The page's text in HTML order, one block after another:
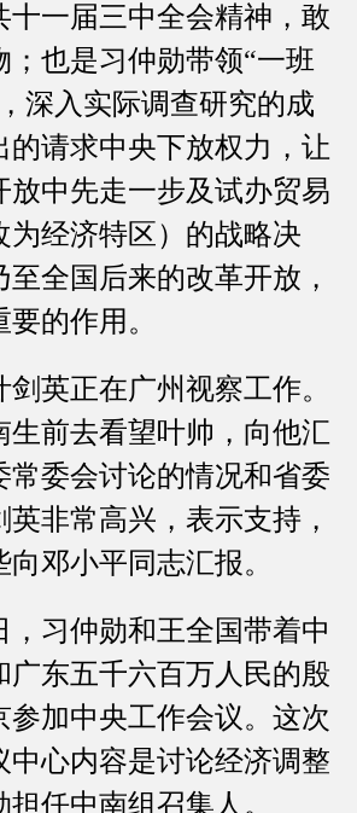
十一届三中全会精神，敢
；也是习仲勋带领“一班
深入实际调查研究的成
的请求中央下放权力，让
放中先走一步及试办贸易
为经济特区）的战略决
全国后来的改革开放，
的作用。
正在广州视察工作。
生前去看望叶帅，向他汇
常委会讨论的情况和省委
非常高兴，表示支持，
邓小平同志汇报。
习仲勋和王全国带着中
广东五千六百万人民的殷
参加中央工作会议。这次
中心内容是讨论经济调整
任中南组召集人。